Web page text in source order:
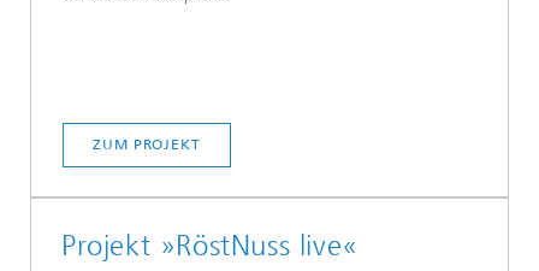
ZUM PROJEKT
Projekt »RöstNuss live«